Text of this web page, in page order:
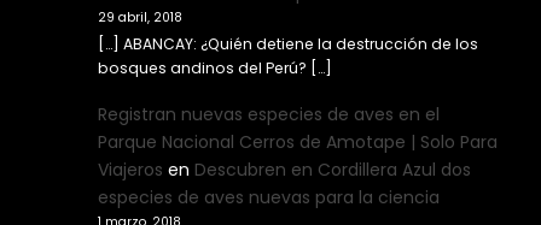
29 abril, 2018
[…] ABANCAY: ¿Quién detiene la destrucción de los
bosques andinos del Perú? […]
Registran nuevas especies de aves en el
Parque Nacional Cerros de Amotape | Solo Para
Viajeros en Descubren en Cordillera Azul dos
especies de aves nuevas para la ciencia